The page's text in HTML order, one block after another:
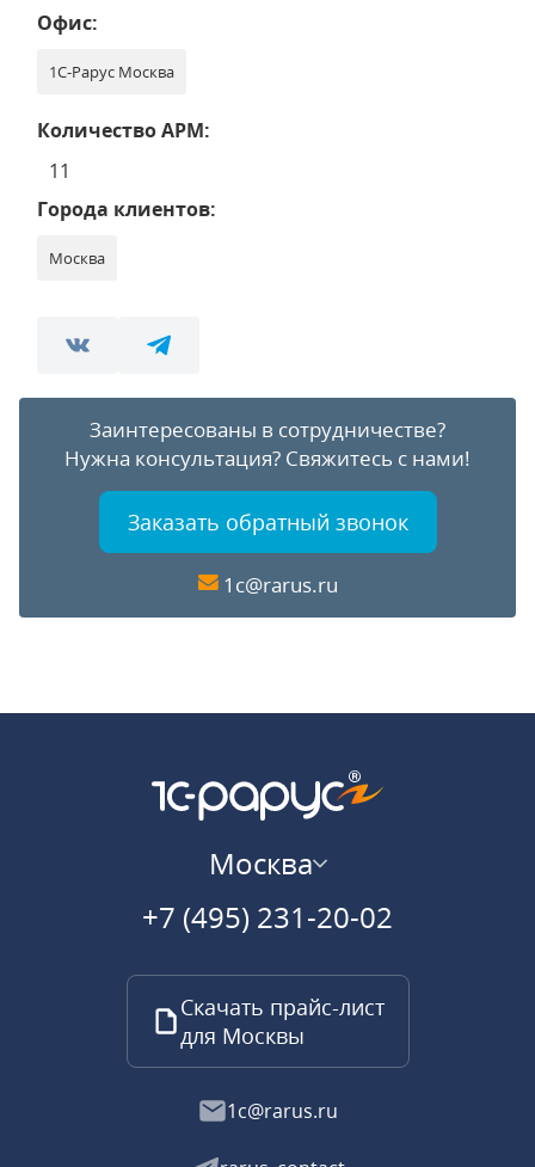
Офис:
1С-Рарус Москва
Количество АРМ:
11
Города клиентов:
Москва
Заинтересованы в сотрудничестве?
Нужна консультация? Свяжитесь с нами!
Заказать обратный звонок
1c@rarus.ru
Москва
+7 (495) 231-20-02
Скачать прайс-лист
для Москвы
1c@rarus.ru